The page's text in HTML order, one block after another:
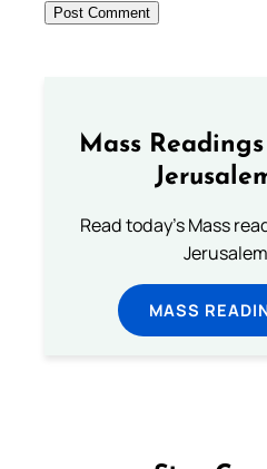
Mass
Read today's Mass
MASS